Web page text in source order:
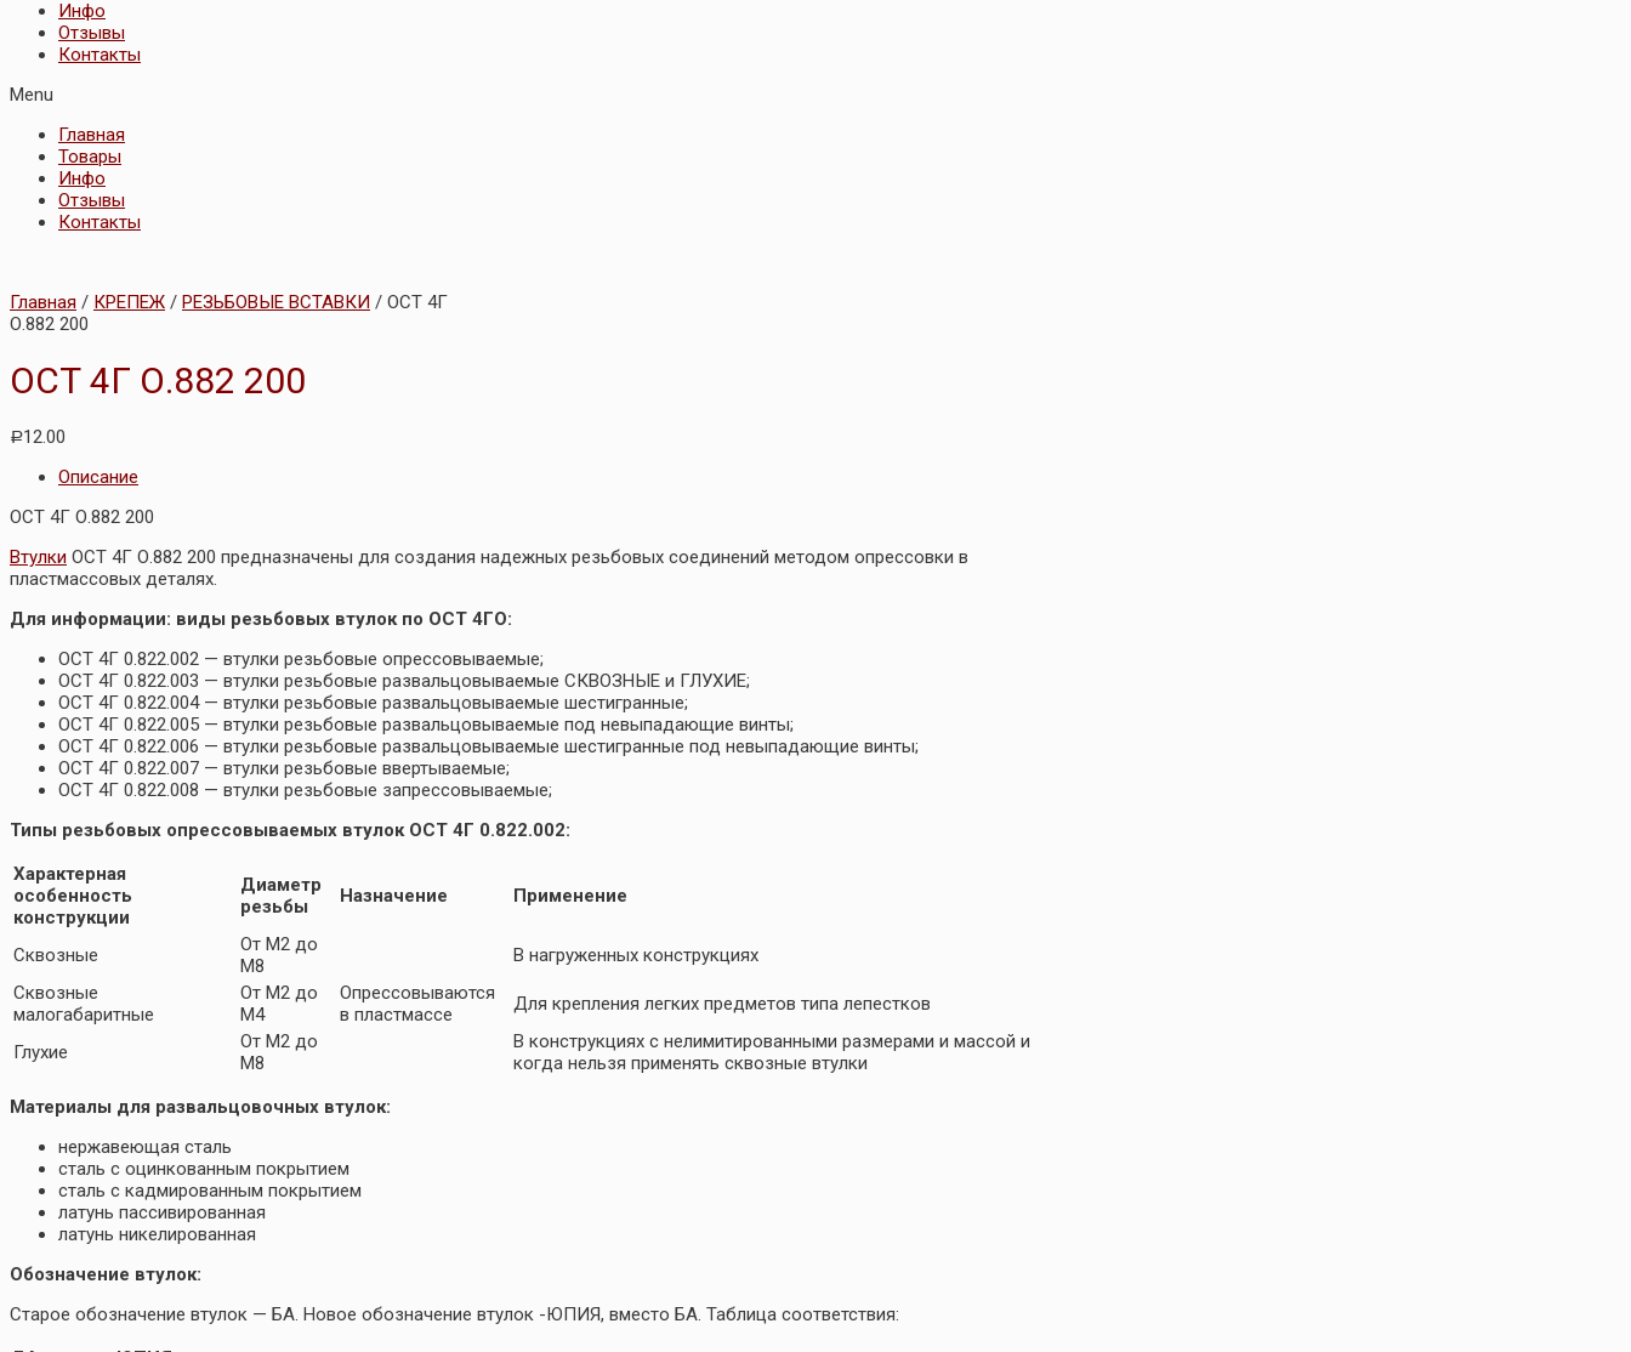
Инфо
Отзывы
Контакты
Menu
Главная
Товары
Инфо
Отзывы
Контакты
Главная / КРЕПЕЖ / РЕЗЬБОВЫЕ ВСТАВКИ / ОСТ 4Г
О.882 200
ОСТ 4Г О.882 200
Р12.00
Описание
ОСТ 4Г О.882 200
Втулки ОСТ 4Г О.882 200 предназначены для создания надежных резьбовых соединений методом опрессовки в
пластмассовых деталях.
Для информации: виды резьбовых втулок по ОСТ 4ГО:
ОСТ 4Г 0.822.002 — втулки резьбовые опрессовываемые;
ОСТ 4Г 0.822.003 — втулки резьбовые развальцовываемые СКВОЗНЫЕ и ГЛУХИЕ;
ОСТ 4Г 0.822.004 — втулки резьбовые развальцовываемые шестигранные;
ОСТ 4Г 0.822.005 — втулки резьбовые развальцовываемые под невыпадающие винты;
ОСТ 4Г 0.822.006 — втулки резьбовые развальцовываемые шестигранные под невыпадающие винты;
ОСТ 4Г 0.822.007 — втулки резьбовые ввертываемые;
ОСТ 4Г 0.822.008 — втулки резьбовые запрессовываемые;
Типы резьбовых опрессовываемых втулок ОСТ 4Г 0.822.002:
Характерная
особенность
конструкции
Диаметр
резьбы
Назначение Применение
Сквозные
От М2 до
М8
Опрессовываются
в пластмассе
В нагруженных конструкциях
Сквозные
малогабаритные
От М2 до
М4
Для крепления легких предметов типа лепестков
Глухие
От М2 до
М8
В конструкциях с нелимитированными размерами и массой и
когда нельзя применять сквозные втулки
Материалы для развальцовочных втулок:
нержавеющая сталь
сталь с оцинкованным покрытием
сталь с кадмированным покрытием
латунь пассивированная
латунь никелированная
Обозначение втулок:
Старое обозначение втулок — БА. Новое обозначение втулок -ЮПИЯ, вместо БА. Таблица соответствия: